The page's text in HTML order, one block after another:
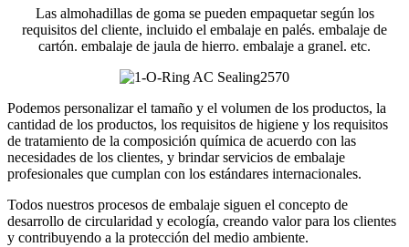
Las almohadillas de goma se pueden empaquetar según los
requisitos del cliente, incluido el embalaje en palés. embalaje de
cartón. embalaje de jaula de hierro. embalaje a granel. etc.
Podemos personalizar el tamaño y el volumen de los productos, la
cantidad de los productos, los requisitos de higiene y los requisitos
de tratamiento de la composición química de acuerdo con las
necesidades de los clientes, y brindar servicios de embalaje
profesionales que cumplan con los estándares internacionales.
Todos nuestros procesos de embalaje siguen el concepto de
desarrollo de circularidad y ecología, creando valor para los clientes
y contribuyendo a la protección del medio ambiente.